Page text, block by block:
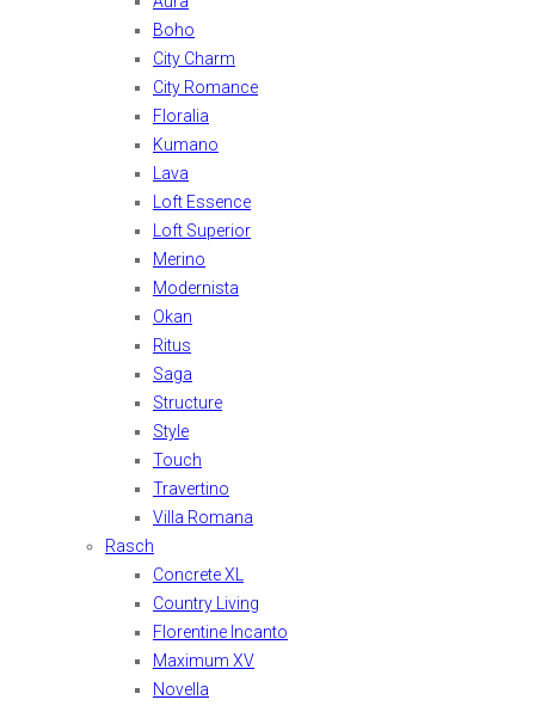
Boho
City Charm
City Romance
Floralia
Kumano
Lava
Loft Essence
Loft Superior
Merino
Modernista
Okan
Ritus
Saga
Structure
Style
Touch
Travertino
Villa Romana
Rasch
Concrete XL
Country Living
Florentine Incanto
Maximum XV
Novella